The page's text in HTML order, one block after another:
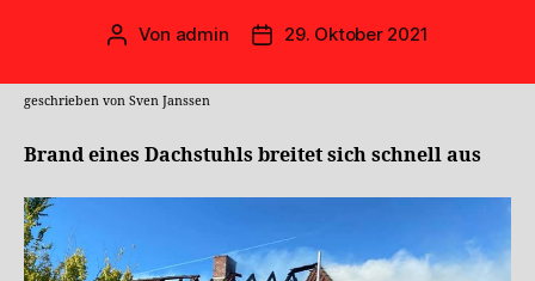
Beitragsautor
Von admin Veröffentlichungsdatum
29. Oktober 2021
geschrieben von Sven Janssen
Brand eines Dachstuhls breitet sich schnell aus